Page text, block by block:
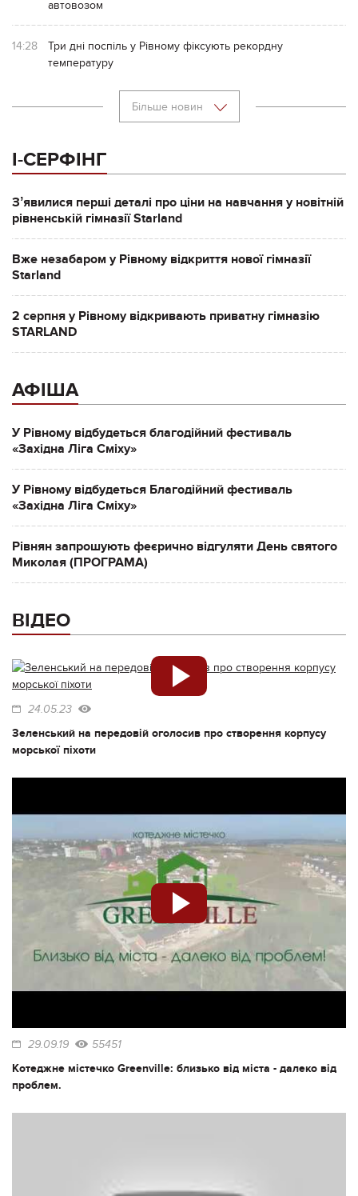
автовозом
14:28
Три дні поспіль у Рівному фіксують рекордну
температуру
Більше новин
І-СЕРФІНГ
Зʼявилися перші деталі про ціни на навчання у новітній
рівненській гімназії Starland
Вже незабаром у Рівному відкриття нової гімназії
Starland
2 серпня у Рівному відкривають приватну гімназію
STARLAND
АФІША
У Рівному відбудеться благодійний фестиваль
«Західна Ліга Сміху»
У Рівному відбудеться Благодійний фестиваль
«Західна Ліга Сміху»
Рівнян запрошують феєрично відгуляти День святого
Миколая (ПРОГРАМА)
ВІДЕО
24.05.23
Зеленський на передовій оголосив про створення корпусу
морської піхоти
29.09.19 55451
Котеджне містечко Greenville: близько від міста - далеко від
проблем.